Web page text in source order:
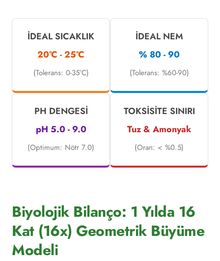
İDEAL SICAKLIK
20°C - 25°C
(Tolerans: 0-35°C)
İDEAL NEM
% 80 - 90
(Tolerans: %60-90)
PH DENGESI
pH 5.0 - 9.0
(Optimum: Nötr 7.0)
TOKSISITE SINIRI
Tuz & Amonyak
(Oran: < %0.5)
Biyolojik Bilanço: 1 Yılda 16
Kat (16x) Geometrik Büyüme
Modeli